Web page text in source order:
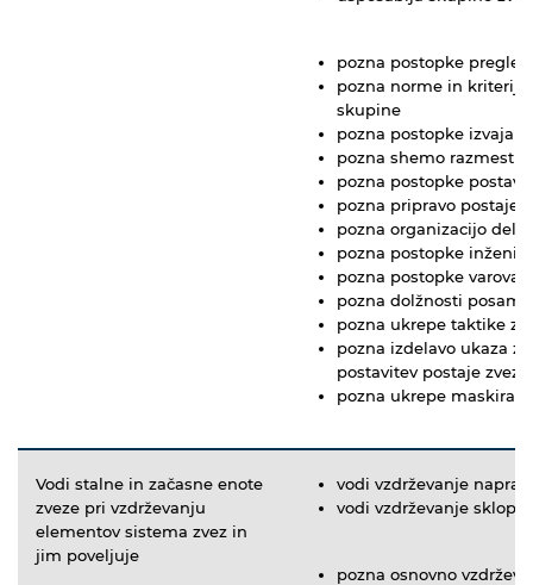
pozna postopke
pozna norme in
skupine
pozna postopke
pozna shemo
pozna postopke
pozna pripravo postaje
pozna organizacijo dela
pozna postopke
pozna postopke
pozna dolžnosti
pozna ukrepe taktike
pozna izdelavo ukaza
postavitev postaje zvez
pozna ukrepe
Vodi stalne in začasne enote
zveze pri vzdrževanju
elementov sistema zvez in
jim poveljuje
vodi vzdrževanje naprav
vodi vzdrževanje
pozna osnovno